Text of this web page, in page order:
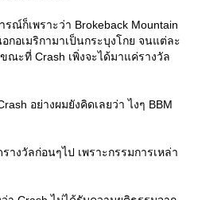
ณ์ก็เพราะว่า Brokeback Mountain
กอเมริกามาเป็นกระบุงโกย จนแต่ละ
ณะที่ Crash เพิ่งจะได้มาแค่รางวัล
อย่างผมยังคิดเลยว่า ไงๆ BBM
างวัลก่อนๆไป เพราะกรรมการเหล่า